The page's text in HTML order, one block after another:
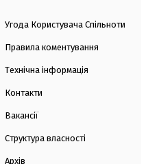
Угода Користувача Спільноти
Правила коментування
Технічна інформація
Контакти
Вакансії
Структура власності
Архів